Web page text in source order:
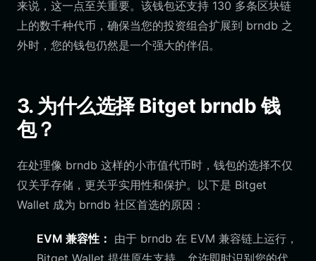
来说，这一点至关重要。该钱包还支持 130 多条区块链
上的数千种代币，确保当您的投资组合扩展到 brndb 之
外时，您的钱包仍然是一个强大的伴侣。
3. 为什么选择 Bitget brndb 钱
包？
在处理像 brndb 这样的小市值代币时，钱包的选择不仅
仅关乎存储，更关乎实用性和保护。以下是 Bitget
Wallet 成为 brndb 社区首选的原因：
EVM 兼容性： 由于 brndb 在 EVM 兼容链上运行，
Bitget Wallet 提供原生支持，允许即时识别您的代